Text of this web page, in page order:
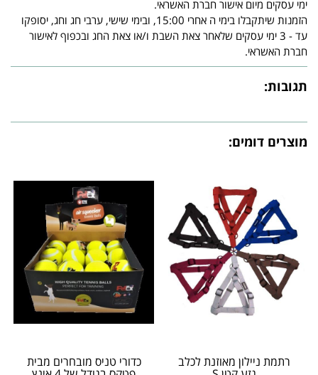
ימי עסקים מיום אישור חברת האשראי.
הזמנות שיתקבלו בימי ה אחרי 15:00, ובימי שישי, ערבי חג וחג, יסופקו
עד - 3 ימי עסקים שלאחר צאת השבת ו/או צאת החג ובכפוף לאישור
חברת האשראי.
תגובות:
מוצרים דומים:
רתמת ניילון מאוזנת לכלב כדורי טניס מובחרים מבית